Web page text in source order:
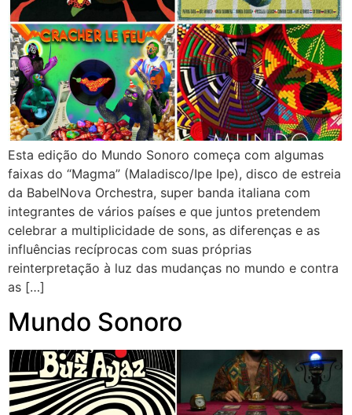
Esta edição do Mundo Sonoro começa com algumas
faixas do “Magma” (Maladisco/Ipe Ipe), disco de estreia
da BabelNova Orchestra, super banda italiana com
integrantes de vários países e que juntos pretendem
celebrar a multiplicidade de sons, as diferenças e as
influências recíprocas com suas próprias
reinterpretação à luz das mudanças no mundo e contra
as […]
Mundo Sonoro